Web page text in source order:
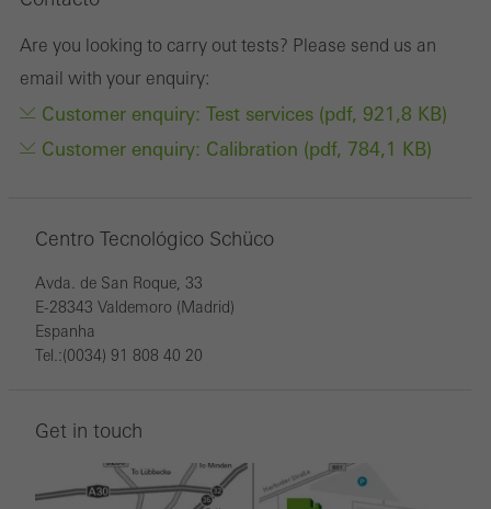
Are you looking to carry out tests? Please send us an
email with your enquiry:
Customer enquiry: Test services (pdf, 921,8 KB)
Customer enquiry: Calibration (pdf, 784,1 KB)
Centro Tecnológico Schüco
Avda. de San Roque, 33
E-28343 Valdemoro (Madrid)
Espanha
Tel.:(0034) 91 808 40 20
Get in touch
cookies são usados para melhorar a facilidade de uso do site e,
portanto, a experiência do usuário. Eles coletam informações
sobre como o site é usado, o número de visitas, o tempo médio
gasto no site e as páginas que são chamadas.
Cookies de marketing / terceiros
anúncios personalizados e atraentes para usuários individuais.
Eles fazem isso “seguindo” usuários em sites. Isso também
envolve a incorporação de serviços de fornecedores terceirizados
Guardar